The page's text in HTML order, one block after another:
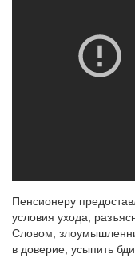
Пенсионеру
условия ухода,
Словом,
в доверие, усыпить